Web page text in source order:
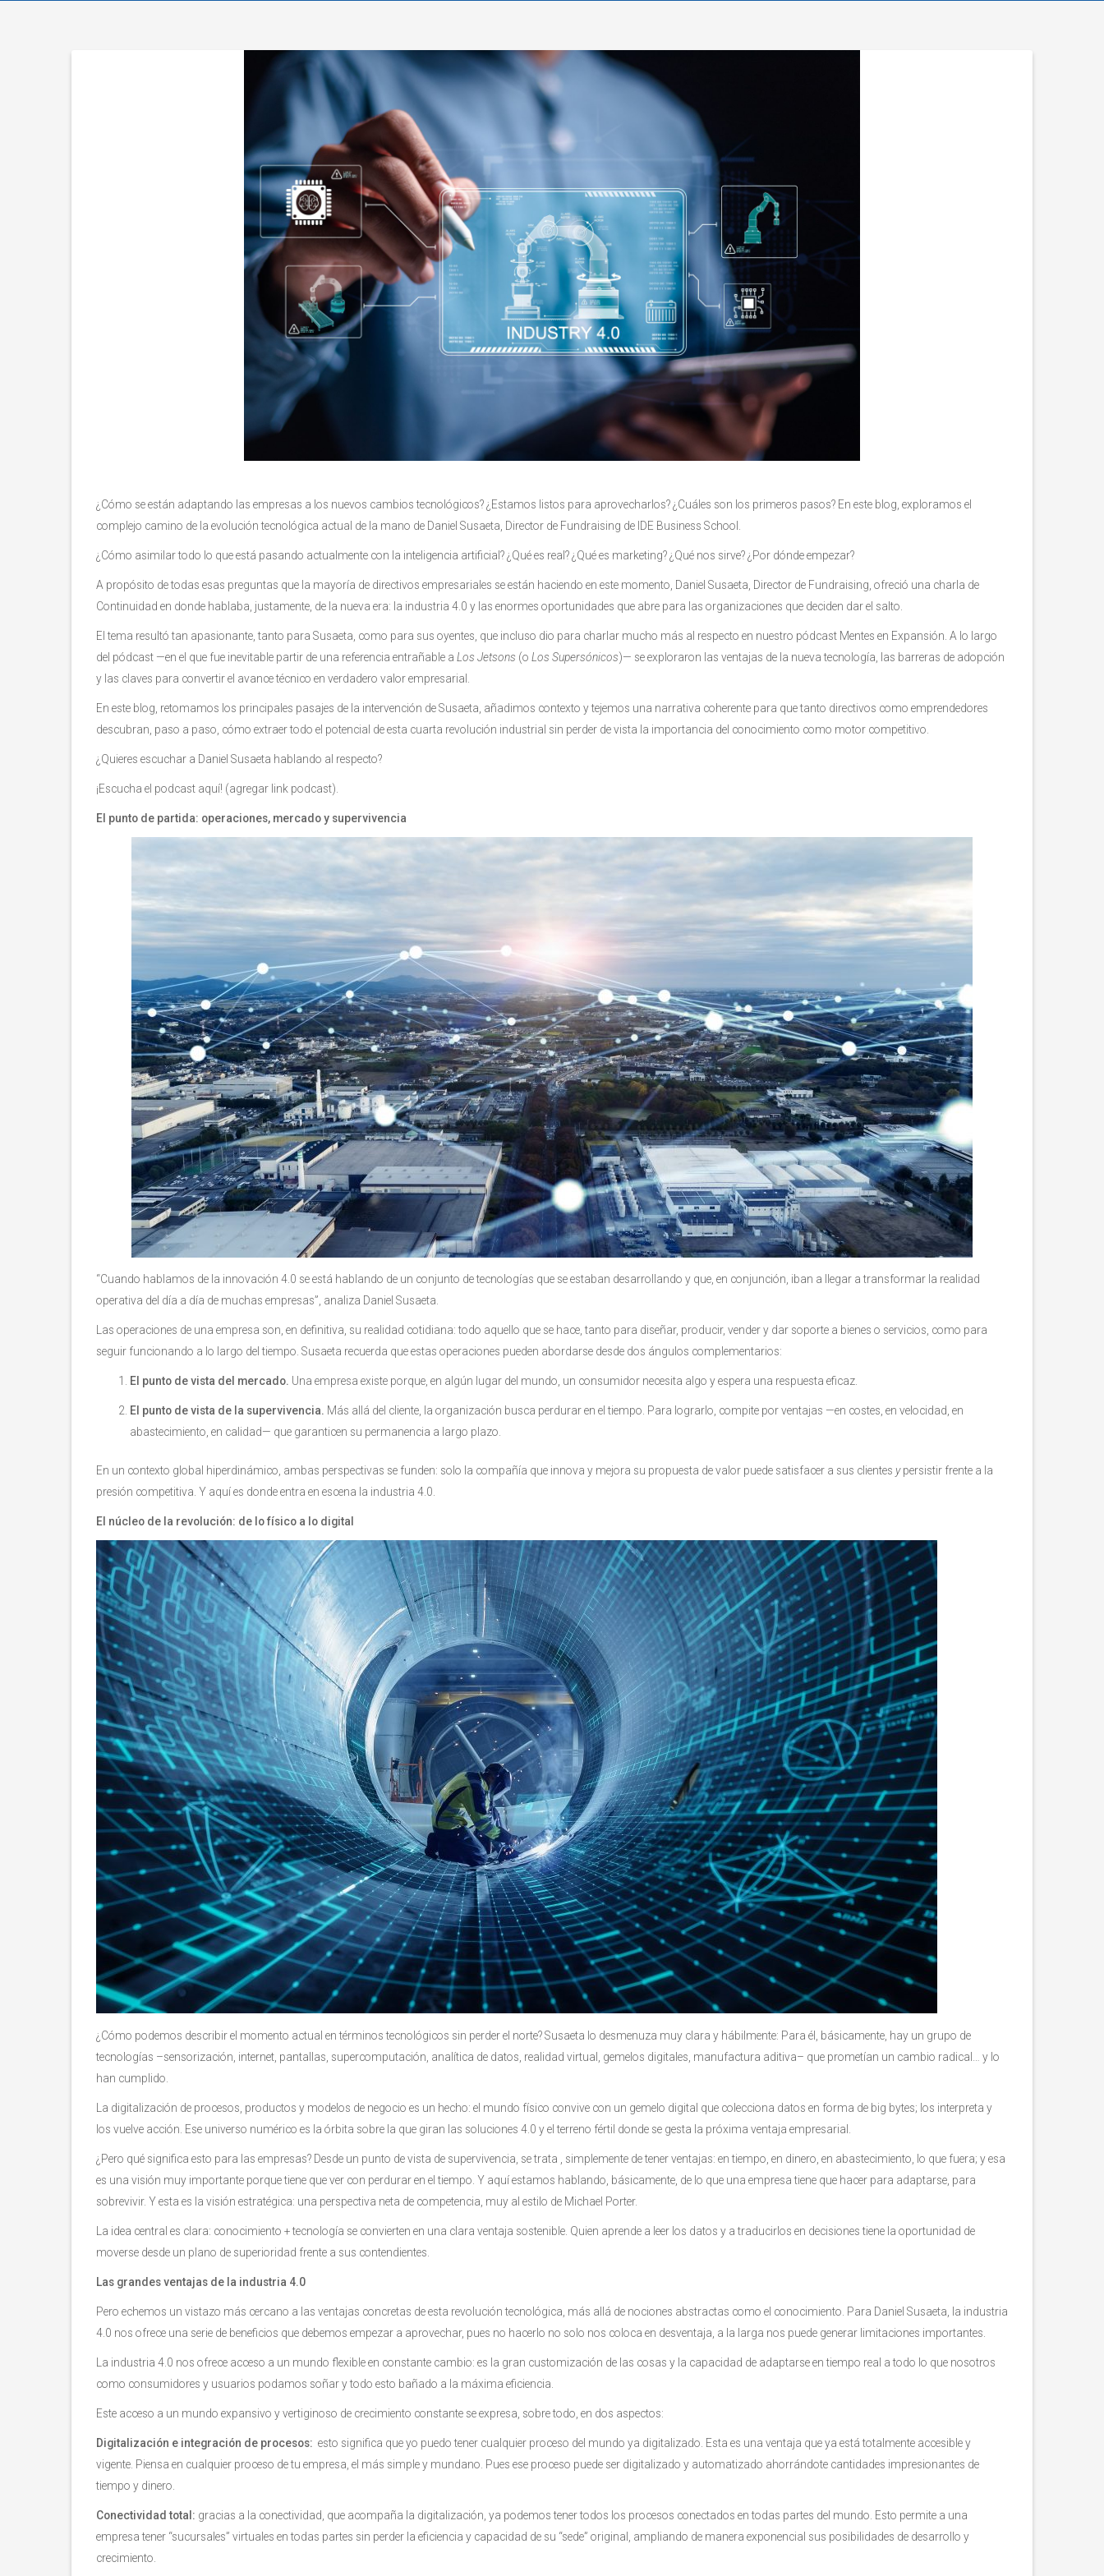
¿Cómo se están adaptando las empresas a los nuevos cambios tecnológicos? ¿Estamos listos para aprovecharlos? ¿Cuáles son los primeros pasos? En este blog, exploramos el
complejo camino de la evolución tecnológica actual de la mano de Daniel Susaeta, Director de Fundraising de IDE Business School.
¿Cómo asimilar todo lo que está pasando actualmente con la inteligencia artificial? ¿Qué es real? ¿Qué es marketing? ¿Qué nos sirve? ¿Por dónde empezar?
A propósito de todas esas preguntas que la mayoría de directivos empresariales se están haciendo en este momento, Daniel Susaeta, Director de Fundraising, ofreció una charla de
Continuidad en donde hablaba, justamente, de la nueva era: la industria 4.0 y las enormes oportunidades que abre para las organizaciones que deciden dar el salto.
El tema resultó tan apasionante, tanto para Susaeta, como para sus oyentes, que incluso dio para charlar mucho más al respecto en nuestro pódcast Mentes en Expansión. A lo largo
del pódcast —en el que fue inevitable partir de una referencia entrañable a Los Jetsons (o Los Supersónicos)— se exploraron las ventajas de la nueva tecnología, las barreras de adopción
y las claves para convertir el avance técnico en verdadero valor empresarial.
En este blog, retomamos los principales pasajes de la intervención de Susaeta, añadimos contexto y tejemos una narrativa coherente para que tanto directivos como emprendedores
descubran, paso a paso, cómo extraer todo el potencial de esta cuarta revolución industrial sin perder de vista la importancia del conocimiento como motor competitivo.
¿Quieres escuchar a Daniel Susaeta hablando al respecto?
¡Escucha el podcast aquí! (agregar link podcast).
El punto de partida: operaciones, mercado y supervivencia
“Cuando hablamos de la innovación 4.0 se está hablando de un conjunto de tecnologías que se estaban desarrollando y que, en conjunción, iban a llegar a transformar la realidad
operativa del día a día de muchas empresas”, analiza Daniel Susaeta.
Las operaciones de una empresa son, en definitiva, su realidad cotidiana: todo aquello que se hace, tanto para diseñar, producir, vender y dar soporte a bienes o servicios, como para
seguir funcionando a lo largo del tiempo. Susaeta recuerda que estas operaciones pueden abordarse desde dos ángulos complementarios:
El punto de vista del mercado. Una empresa existe porque, en algún lugar del mundo, un consumidor necesita algo y espera una respuesta eficaz.
El punto de vista de la supervivencia. Más allá del cliente, la organización busca perdurar en el tiempo. Para lograrlo, compite por ventajas —en costes, en velocidad, en
abastecimiento, en calidad— que garanticen su permanencia a largo plazo.
En un contexto global hiperdinámico, ambas perspectivas se funden: solo la compañía que innova y mejora su propuesta de valor puede satisfacer a sus clientes ypersistir frente a la
presión competitiva. Y aquí es donde entra en escena la industria 4.0.
El núcleo de la revolución: de lo físico a lo digital
¿Cómo podemos describir el momento actual en términos tecnológicos sin perder el norte?Susaeta lo desmenuza muy clara y hábilmente: Para él, básicamente, hay un grupo de
tecnologías –sensorización, internet, pantallas, supercomputación, analítica de datos, realidad virtual, gemelos digitales, manufactura aditiva– que prometían un cambio radical… y lo
han cumplido.
La digitalización de procesos, productos y modelos de negocio es un hecho: el mundo físico convive con un gemelo digital que colecciona datos en forma de big bytes; los interpreta y
los vuelve acción. Ese universo numérico es la órbita sobre la que giran las soluciones 4.0 y el terreno fértil donde se gesta la próxima ventaja empresarial.
¿Pero qué significa esto para las empresas? Desde un punto de vista de supervivencia, se trata , simplemente de tener ventajas: en tiempo, en dinero, en abastecimiento, lo que fuera; y esa
es una visión muy importante porque tiene que ver con perdurar en el tiempo. Y aquí estamos hablando, básicamente, de lo que una empresa tiene que hacer para adaptarse, para
sobrevivir. Y esta es la visión estratégica: una perspectiva neta de competencia, muy al estilo de Michael Porter.
La idea central es clara: conocimiento + tecnología se convierten en una clara ventaja sostenible. Quien aprende a leer los datos y a traducirlos en decisiones tiene la oportunidad de
moverse desde un plano de superioridad frente a sus contendientes.
Las grandes ventajas de la industria 4.0
Pero echemos un vistazo más cercano a las ventajas concretas de esta revolución tecnológica, más allá de nociones abstractas como el conocimiento. Para Daniel Susaeta, la industria
4.0 nos ofrece una serie de beneficios que debemos empezar a aprovechar, pues no hacerlo no solo nos coloca en desventaja, a la larga nos puede generar limitaciones importantes.
La industria 4.0 nos ofrece acceso a un mundo flexible en constante cambio: es la gran customización de las cosas y la capacidad de adaptarse en tiempo real a todo lo que nosotros
como consumidores y usuarios podamos soñar y todo esto bañado a la máxima eficiencia.
Este acceso a un mundo expansivo y vertiginoso de crecimiento constante se expresa, sobre todo, en dos aspectos:
Digitalización e integración de procesos: esto significa que yo puedo tener cualquier proceso del mundo ya digitalizado. Esta es una ventaja que ya está totalmente accesible y
vigente. Piensa en cualquier proceso de tu empresa, el más simple y mundano. Pues ese proceso puede ser digitalizado y automatizado ahorrándote cantidades impresionantes de
tiempo y dinero.
Conectividad total: gracias a la conectividad, que acompaña la digitalización, ya podemos tener todos los procesos conectados en todas partes del mundo. Esto permite a una
empresa tener “sucursales” virtuales en todas partes sin perder la eficiencia y capacidad de su “sede” original, ampliando de manera exponencial sus posibilidades de desarrollo y
crecimiento.